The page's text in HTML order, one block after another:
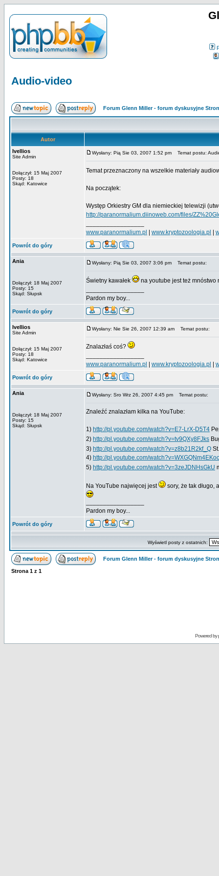
Audio-video
Forum Glenn Miller - forum dyskusyjne
Autor
Ivellios
Site Admin
Dołączył: 15 Maj 2007
Posty: 18
Skąd: Katowice
Wysłany: Pią Sie 03, 2007 1:52 pm Temat postu:
Temat przeznaczony na wszelkie materiały
Na początek:
Występ Orkiestry GM dla niemieckiej telewizji
http://paranormalium.diinoweb.com/files/
www.paranormalium.pl
www.kryptozoologia.pl
Powrót do góry
Ania
Dołączył: 18 Maj 2007
Posty: 15
Skąd: Słupsk
Wysłany: Pią Sie 03, 2007 3:06 pm Temat postu:
Świetny kawałek
na youtube jest też mnóstwo
Pardon my boy...
Powrót do góry
Ivellios
Site Admin
Dołączył: 15 Maj 2007
Posty: 18
Skąd: Katowice
Wysłany: Nie Sie 26, 2007 12:39 am Temat postu:
Znalazłaś coś?
www.paranormalium.pl
www.kryptozoologia.pl
Powrót do góry
Ania
Dołączył: 18 Maj 2007
Posty: 15
Skąd: Słupsk
Wysłany: Sro Wrz 26, 2007 4:45 pm Temat postu:
Znaleźć znalazłam kilka na YouTube:
1) http://pl.youtube.com/watch?v=E7-LrX-D5T4
2) http://pl.youtube.com/watch?v=tv9QXy8FJks
3) http://pl.youtube.com/watch?v=z8b21R2kf_Q
4) http://pl.youtube.com/watch?v=WXGQNm4EKoc
5) http://pl.youtube.com/watch?v=3zeJDNHsGkU
Na YouTube najwięcej jest sory, że tak długo,
Pardon my boy...
Powrót do góry
Wyświetl posty z ostatnich:
Forum Glenn Miller - forum dyskusyjne
Strona 1 z 1
Powered by